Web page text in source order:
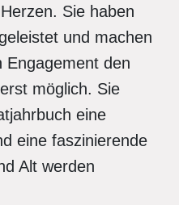
Sie haben
und machen
Engagement den
möglich. Sie
eine
eine faszinierende
Alt werden